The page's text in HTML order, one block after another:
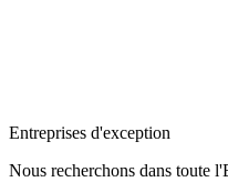
Entreprises d'exception
Nous recherchons dans toute